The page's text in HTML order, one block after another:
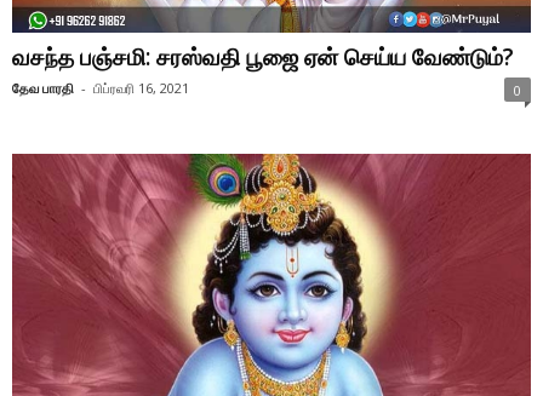
வசந்த பஞ்சமி: சரஸ்வதி பூஜை ஏன் செய்ய வேண்டும்?
தேவ பாரதி - பிப்ரவரி 16, 2021 0